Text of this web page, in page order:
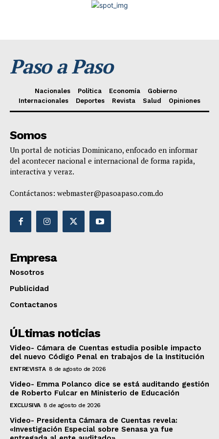
Paso a Paso
Nacionales Política Economía
Gobierno
Internacionales
Deportes Revista Salud Opiniones
Somos
Un portal de noticias Dominicano, enfocado en informar
del acontecer nacional e internacional de forma rapida,
interactiva y veraz.
Contáctanos: webmaster@pasoapaso.com.do
Empresa
Nosotros
Publicidad
Contactanos
ÚLtimas noticias
Video- Cámara de Cuentas estudia posible impacto
del nuevo Código Penal en trabajos de la Institución
ENTREVISTA 8 de agosto de 2026
Video- Emma Polanco dice se está auditando gestión
de Roberto Fulcar en Ministerio de Educación
EXCLUSIVA 8 de agosto de 2026
Video- Presidenta Cámara de Cuentas revela:
«Investigación Especial sobre Senasa ya fue